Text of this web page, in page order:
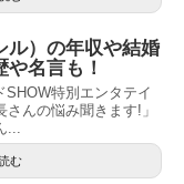
ル）の年収や結婚
名言も！
特別エンタテイ
んの悩み聞きます!」
...
む